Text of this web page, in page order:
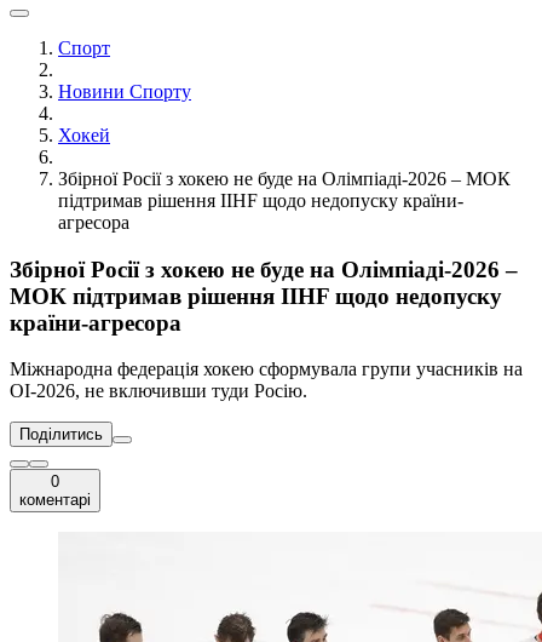
Спорт
Новини Спорту
Хокей
Збірної Росії з хокею не буде на Олімпіаді-2026 – МОК
підтримав рішення IIHF щодо недопуску країни-
агресора
Збірної Росії з хокею не буде на Олімпіаді-2026 –
МОК підтримав рішення IIHF щодо недопуску
країни-агресора
Міжнародна федерація хокею сформувала групи учасників на
ОІ-2026, не включивши туди Росію.
Поділитись
0
коментарі